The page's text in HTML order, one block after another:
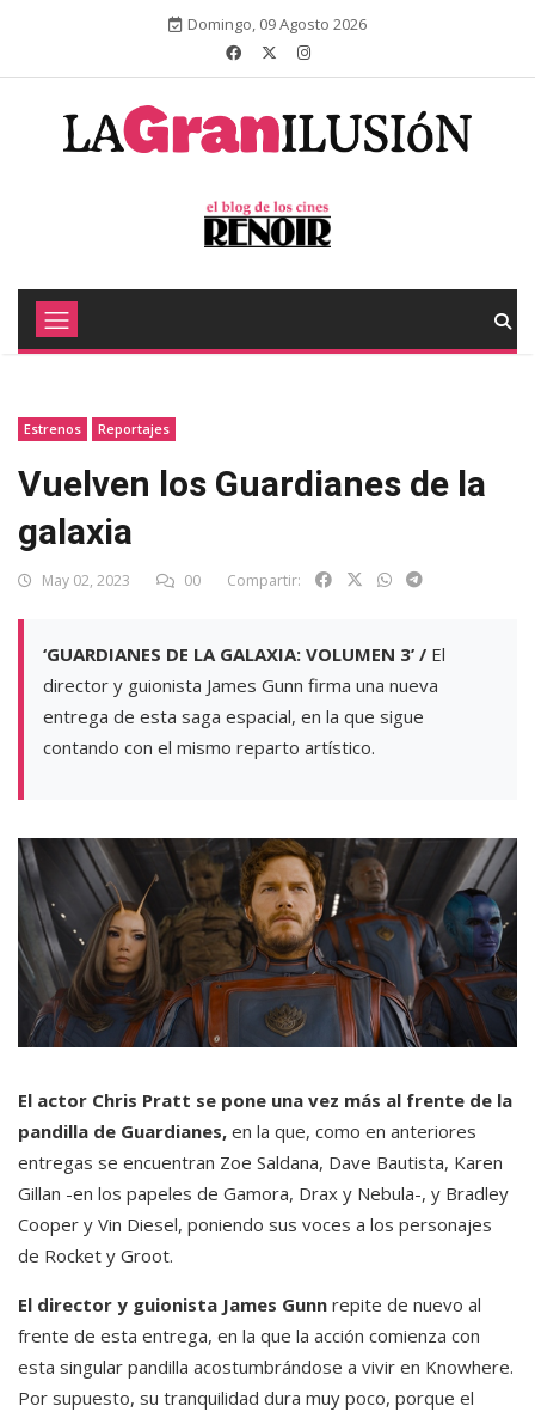
Domingo, 09 Agosto 2026
Estrenos Reportajes
Vuelven los Guardianes de la
galaxia
May 02, 2023 00 Compartir:
‘GUARDIANES DE LA GALAXIA: VOLUMEN 3’ / El
director y guionista James Gunn firma una nueva
entrega de esta saga espacial, en la que sigue
contando con el mismo reparto artístico.
El actor Chris Pratt se pone una vez más al frente de la
pandilla de Guardianes, en la que, como en anteriores
entregas se encuentran Zoe Saldana, Dave Bautista, Karen
Gillan -en los papeles de Gamora, Drax y Nebula-, y Bradley
Cooper y Vin Diesel, poniendo sus voces a los personajes
de Rocket y Groot.
El director y guionista James Gunn repite de nuevo al
frente de esta entrega, en la que la acción comienza con
esta singular pandilla acostumbrándose a vivir en Knowhere.
Por supuesto, su tranquilidad dura muy poco, porque el